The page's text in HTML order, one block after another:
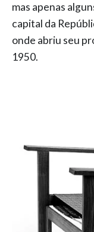
mas apenas
capital da
onde abriu seu
1950.